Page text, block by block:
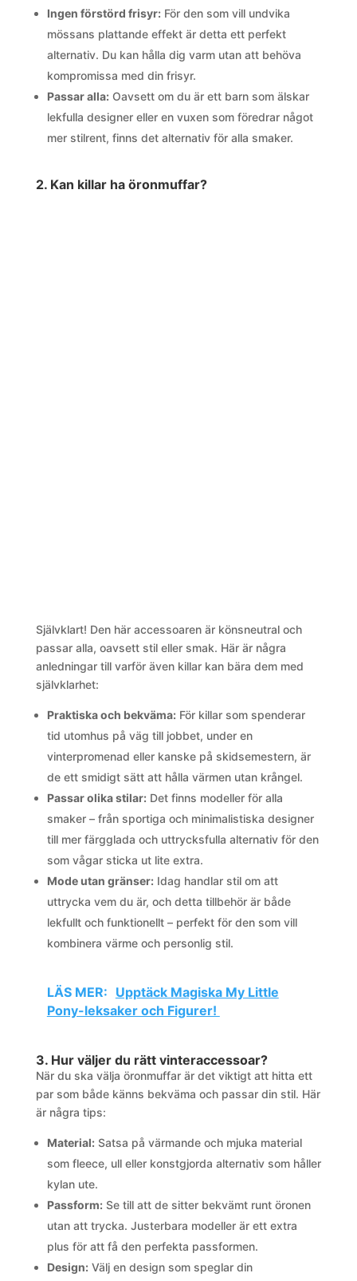
Ingen förstörd frisyr:För den som vill undvika
mössans plattande effekt är detta ett perfekt
alternativ. Du kan hålla dig varm utan att behöva
kompromissa med din frisyr.
Passar alla:Oavsett om du är ett barn som älskar
lekfulla designer eller en vuxen som föredrar något
mer stilrent, finns det alternativ för alla smaker.
2. Kan killar ha öronmuffar?
Självklart! Den här accessoaren är könsneutral och
passar alla, oavsett stil eller smak. Här är några
anledningar till varför även killar kan bära dem med
självklarhet:
Praktiska och bekväma:För killar som spenderar
tid utomhus på väg till jobbet, under en
vinterpromenad eller kanske på skidsemestern, är
de ett smidigt sätt att hålla värmen utan krångel.
Passar olika stilar:Det finns modeller för alla
smaker – från sportiga och minimalistiska designer
till mer färgglada och uttrycksfulla alternativ för den
som vågar sticka ut lite extra.
Mode utan gränser:Idag handlar stil om att
uttrycka vem du är, och detta tillbehör är både
lekfullt och funktionellt – perfekt för den som vill
kombinera värme och personlig stil.
LÄS MER: Upptäck Magiska My Little
Pony-leksaker och Figurer! ​​
3. Hur väljer du rätt vinteraccessoar?
När du ska välja öronmuffar är det viktigt att hitta ett
par som både känns bekväma och passar din stil. Här
är några tips:
Material:Satsa på värmande och mjuka material
som fleece, ull eller konstgjorda alternativ som håller
kylan ute.
Passform:Se till att de sitter bekvämt runt öronen
utan att trycka. Justerbara modeller är ett extra
plus för att få den perfekta passformen.
Design:Välj en design som speglar din